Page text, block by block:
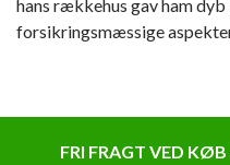
hans rækkehus gav ham
forsikringsmæssige
FRI FRAGT VED KØB